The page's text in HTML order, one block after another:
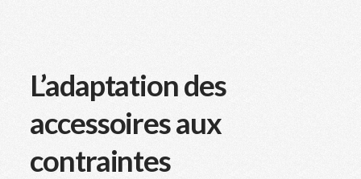
L’adaptation des
accessoires aux
contraintes